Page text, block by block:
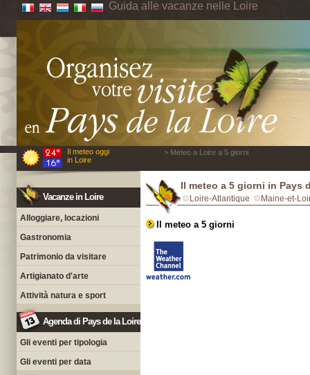
Guida alle vacanze nelle Loire
Il meteo oggi
in Loire
> Meteo a Loire a 5 giorni
Vacanze in Loire
Alloggiare, locazioni
Gastronomia
Patrimonio da visitare
Artigianato d'arte
Attività natura e sport
Agenda di Pays de la Loire
Gli eventi per tipologia
Gli eventi per data
Il meteo a 5 giorni in Pays
Loire-Atlantique Maine-et-
Il meteo a 5 giorni